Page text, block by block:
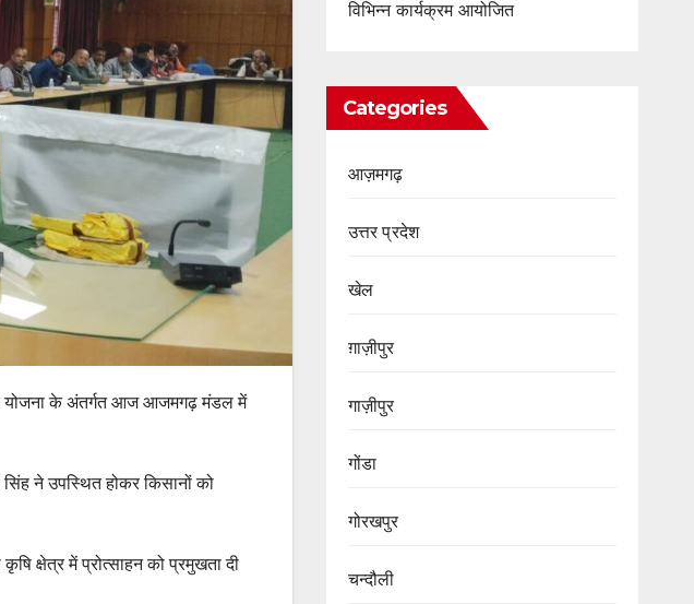
योजना के अंतर्गत आज आजमगढ़ मंडल में
ने उपस्थित होकर किसानों को
क्षेत्र में प्रोत्साहन को प्रमुखता दी
विभिन्न कार्यक्रम आयोजित
Categories
आज़मगढ़
उत्तर प्रदेश
खेल
ग़ाज़ीपुर
गाज़ीपुर
गोंडा
गोरखपुर
चन्दौली